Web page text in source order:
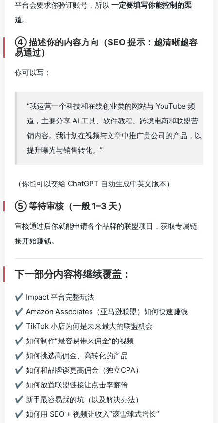
平台会要求你验证账号，所以 一定要填写你能控制的渠
道。
④ 描述你的内容方向（SEO 提示：越清晰越容
易通过）
你可以写：
“我运营一个科技和在线创业类的网站与 YouTube 频
道，主要分享 AI 工具、软件教程、跨境电商和联盟营
销内容。我计划在视频与文章中推广贵公司的产品，以
提升曝光与销售转化。”
（你也可以交给 ChatGPT 自动生成中英文版本）
⑤ 等待审核（一般 1–3 天）
审核通过后你就能申请各个品牌的联盟项目，获取专属链
接开始赚钱。
下一部分内容将继续覆盖：
✔ Impact 平台完整玩法
✔ Amazon Associates（亚马逊联盟）如何快速赚钱
✔ TikTok 小店为何是未来最大的联盟机会
✔ 如何制作“最容易带来佣金”的视频
✔ 如何挑选高佣金、高转化的产品
✔ 如何和品牌谈更高佣金（独立CPA）
✔ 如何放置联盟链接让点击率翻倍
✔ 新手最容易踩的坑（以及解决办法）
✔ 如何用 SEO + 视频让收入“滚雪球式增长”